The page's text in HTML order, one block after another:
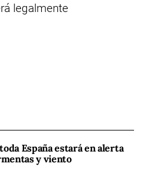
legalmente
España estará en alerta
y viento